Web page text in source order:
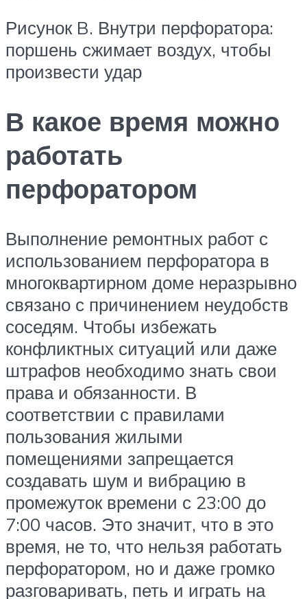
Рисунок B. Внутри перфоратора:
поршень сжимает воздух, чтобы
произвести удар
В какое время можно
работать
перфоратором
Выполнение ремонтных работ с
использованием перфоратора в
многоквартирном доме неразрывно
связано с причинением неудобств
соседям. Чтобы избежать
конфликтных ситуаций или даже
штрафов необходимо знать свои
права и обязанности. В
соответствии с правилами
пользования жилыми
помещениями запрещается
создавать шум и вибрацию в
промежуток времени с 23:00 до
7:00 часов. Это значит, что в это
время, не то, что нельзя работать
перфоратором, но и даже громко
разговаривать, петь и играть на